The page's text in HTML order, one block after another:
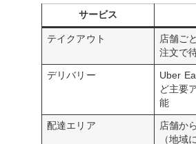
サービス
テイクアウト
店舗ご
注文で
デリバリー
Uber
ど主要
能
配達エリア
店舗か
（地域